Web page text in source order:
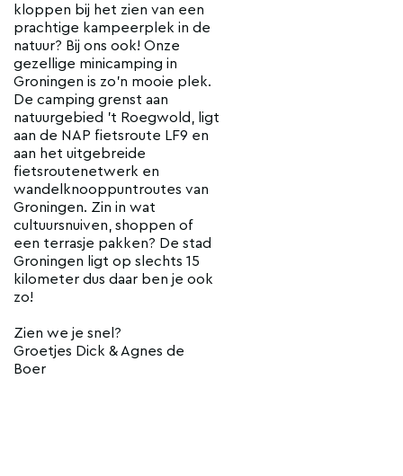
kloppen bij het zien van een
prachtige kampeerplek in de
natuur? Bij ons ook! Onze
gezellige minicamping in
Groningen is zo'n mooie plek.
De camping grenst aan
natuurgebied 't Roegwold, ligt
aan de NAP fietsroute LF9 en
aan het uitgebreide
fietsroutenetwerk en
wandelknooppuntroutes van
Groningen. Zin in wat
cultuursnuiven, shoppen of
een terrasje pakken? De stad
Groningen ligt op slechts 15
kilometer dus daar ben je ook
zo!
Zien we je snel?
Groetjes Dick & Agnes de
Boer